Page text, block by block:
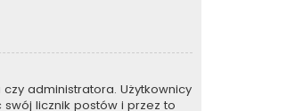
administratora. Użytkownicy
licznik postów i przez to